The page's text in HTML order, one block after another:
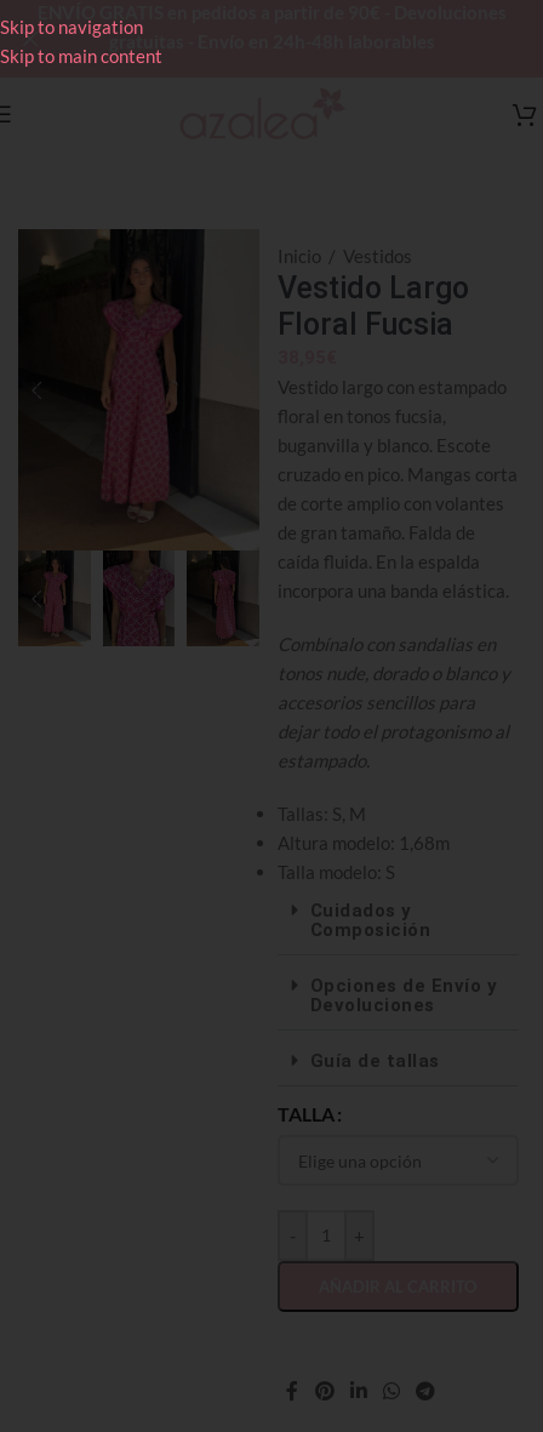
Skip to navigation
Skip to main content
gratuitas - Envío en 24h-48h laborables
Inicio / Vestidos
Vestido Largo
Floral Fucsia
Vestido largo con estampado
floral en tonos fucsia,
buganvilla y blanco. Escote
cruzado en pico. Mangas corta
de corte amplio con volantes
de gran tamaño. Falda de
caída fluida. En la espalda
incorpora una banda elástica.
Combínalo con sandalias en
tonos nude, dorado o blanco y
accesorios sencillos para
dejar todo el protagonismo al
estampado.
Tallas: S, M
Altura modelo: 1,68m
Talla modelo: S
Cuidados y
Composición
Opciones de Envío y
Devoluciones
Guía de tallas
TALLA
+